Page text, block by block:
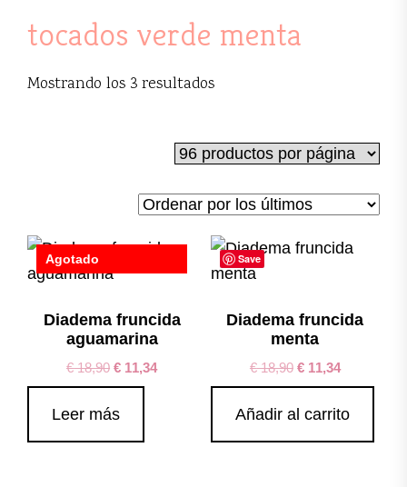
tocados verde menta
Mostrando los 3 resultadosOrdenado
últimos
Save
Agotado
Diadema fruncida
aguamarina
€18,90 € 11,34
Leer más
Save
Diadema fruncida
menta
€18,90 €11,34
Añadir al carrito